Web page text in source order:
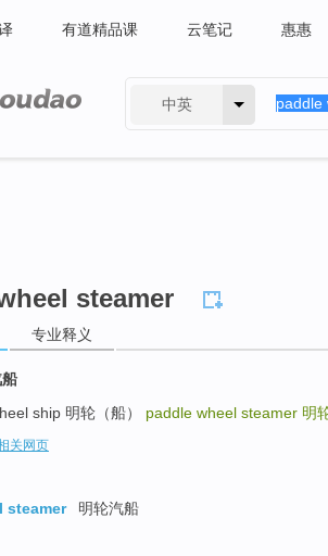
有道精品课 云笔记 惠惠
中英
steamer
专业释义
ship 明轮（船） paddle wheel steamer 明
关网页
steamer
明轮汽船